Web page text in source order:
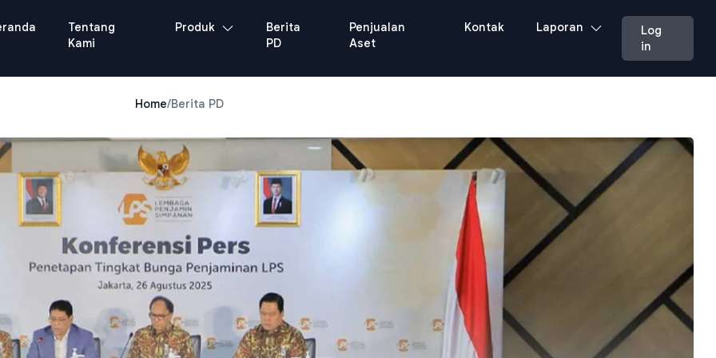
Tentang
Kami
Produk
Berita
PD
Penjualan
Aset
Kontak Laporan
Log
in
Home/Berita PD